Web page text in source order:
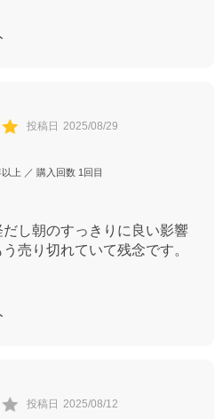
投稿日 2025/08/29
上 ／ 購入回数 1回目
し朝のすっきりに良い影響
売り切れていて残念です。
投稿日 2025/08/12